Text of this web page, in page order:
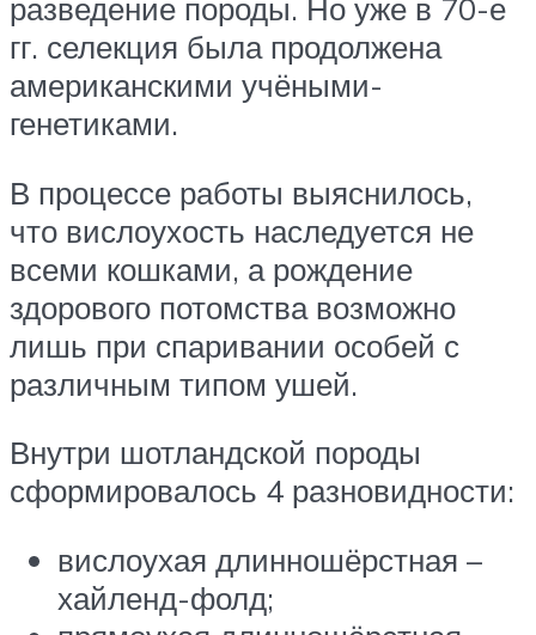
разведение породы. Но уже в 70-е
гг. селекция была продолжена
американскими учёными-
генетиками.
В процессе работы выяснилось,
что вислоухость наследуется не
всеми кошками, а рождение
здорового потомства возможно
лишь при спаривании особей с
различным типом ушей.
Внутри шотландской породы
сформировалось 4 разновидности:
вислоухая длинношёрстная –
хайленд-фолд;